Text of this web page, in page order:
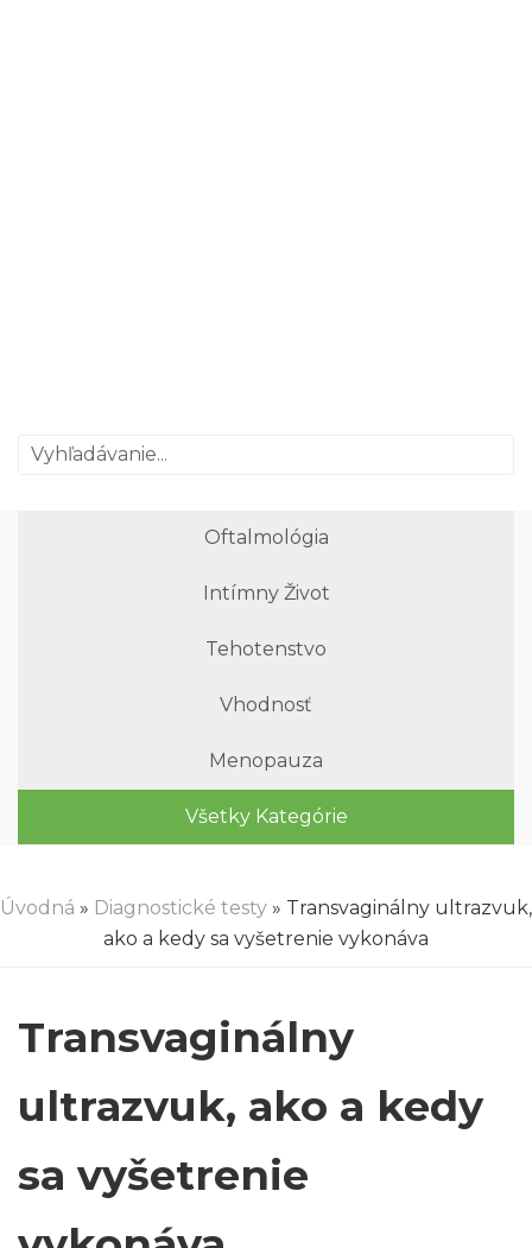
Oftalmológia
Intímny Život
Tehotenstvo
Vhodnosť
Menopauza
Všetky Kategórie
Úvodná » Diagnostické testy » Transvaginálny ultrazvuk,
ako a kedy sa vyšetrenie vykonáva
Transvaginálny
ultrazvuk, ako a kedy
sa vyšetrenie